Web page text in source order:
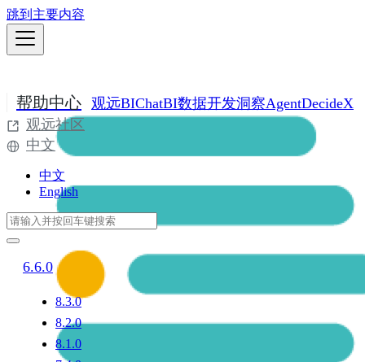
跳到主要内容
帮助中心 观远BIChatBI数据开发洞察AgentDecideX
观远社区
中文
中文
English
6.6.0
8.3.0
8.2.0
8.1.0